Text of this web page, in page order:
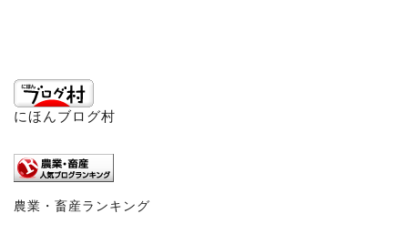
にほんブログ村
農業・畜産ランキング